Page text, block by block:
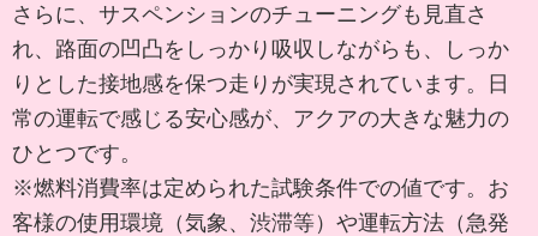
さらに、サスペンションのチューニングも見直さ
れ、路面の凹凸をしっかり吸収しながらも、しっか
りとした接地感を保つ走りが実現されています。日
常の運転で感じる安心感が、アクアの大きな魅力の
ひとつです。
※燃料消費率は定められた試験条件での値です。お
客様の使用環境（気象、渋滞等）や運転方法（急発